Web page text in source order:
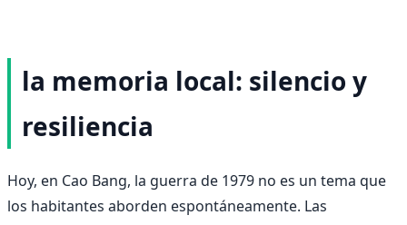
la memoria local: silencio y
resiliencia
Hoy, en Cao Bang, la guerra de 1979 no es un tema que
los habitantes aborden espontáneamente. Las